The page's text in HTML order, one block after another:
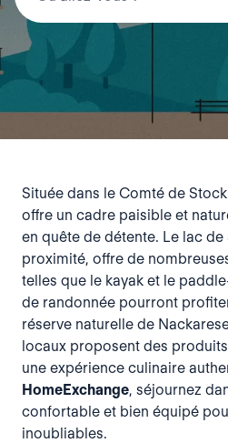
Située dans le Comté de
offre un cadre paisible et
en quête de détente. Le lac de
proximité, offre de
telles que le kayak et le
de randonnée pourront
réserve naturelle de
locaux proposent des
une expérience culinaire
HomeExchange, séjournez
confortable et bien équipé
inoubliables.